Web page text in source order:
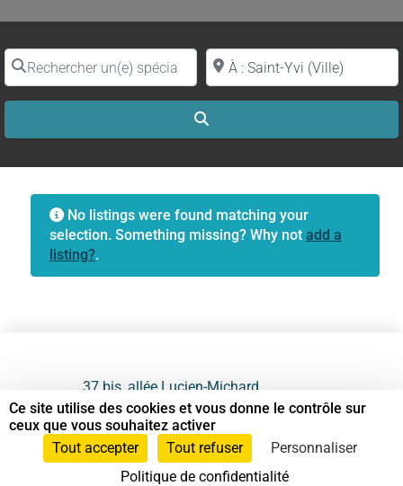
Rechercher un(e) spécialiste par nomProche de (ville ou région)
No listings were found matching your
selection. Something missing? Why not add a
listing?.
37 bis, allée Lucien-Michard
93190 Livry-Gargan
06 61 87 28 09
Ce site utilise des cookies et vous donne le contrôle sur
ceux que vous souhaitez activer
Tout accepter
Tout refuser
Personnaliser
Politique de confidentialité